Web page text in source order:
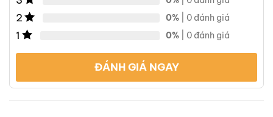
2 0% | 0 đánh giá
1 0% | 0 đánh giá
ĐÁNH GIÁ NGAY